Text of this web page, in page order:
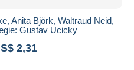
Anita Björk, Waltraud Neid,
Gustav Ucicky
2,31